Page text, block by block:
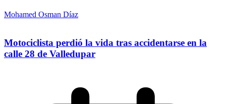
Mohamed Osman Díaz
Motociclista perdió la vida tras accidentarse en la
calle 28 de Valledupar